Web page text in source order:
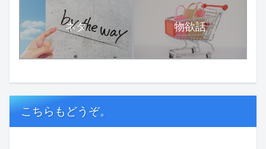
ネタ 物欲話
こちらもどうぞ。